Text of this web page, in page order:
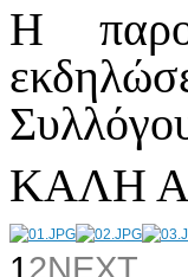
Η
ΚΑΛΗ
12NEXT